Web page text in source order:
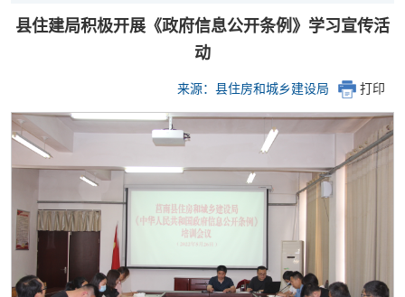
县住建局积极开展《政府信息公开条例》学习宣传活
动
来源：县住房和城乡建设局 打印